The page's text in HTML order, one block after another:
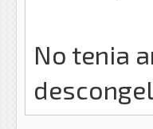
No tenia